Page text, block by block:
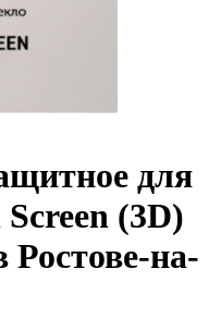
для
(3D)
Ростове-на-